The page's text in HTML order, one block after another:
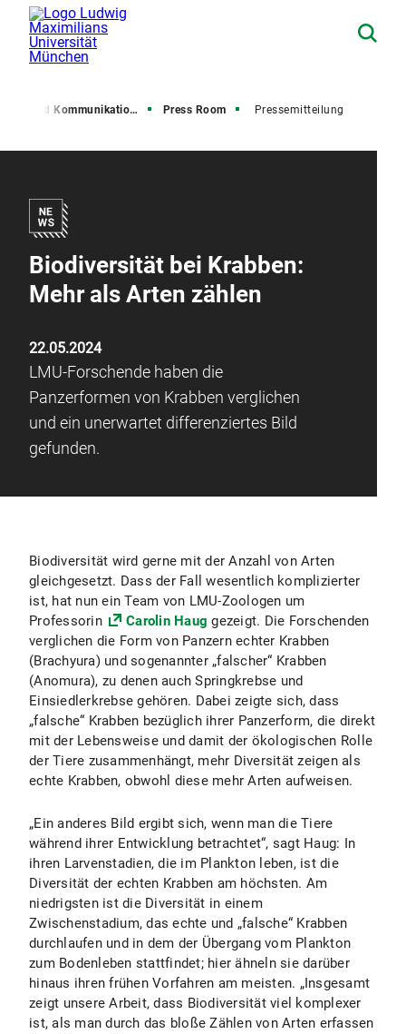
und Kommunikation (PuK) Press Room Pressemitteilung
Biodiversität bei Krabben:
Mehr als Arten zählen
22.05.2024
LMU-Forschende haben die
Panzerformen von Krabben verglichen
und ein unerwartet differenziertes Bild
gefunden.
Biodiversität wird gerne mit der Anzahl von Arten
gleichgesetzt. Dass der Fall wesentlich komplizierter
ist, hat nun ein Team von LMU-Zoologen um
Professorin
Carolin Haug gezeigt. Die Forschenden
verglichen die Form von Panzern echter Krabben
(Brachyura) und sogenannter „falscher“ Krabben
(Anomura), zu denen auch Springkrebse und
Einsiedlerkrebse gehören. Dabei zeigte sich, dass
„falsche“ Krabben bezüglich ihrer Panzerform, die direkt
mit der Lebensweise und damit der ökologischen Rolle
der Tiere zusammenhängt, mehr Diversität zeigen als
echte Krabben, obwohl diese mehr Arten aufweisen.
„Ein anderes Bild ergibt sich, wenn man die Tiere
während ihrer Entwicklung betrachtet“, sagt Haug: In
ihren Larvenstadien, die im Plankton leben, ist die
Diversität der echten Krabben am höchsten. Am
niedrigsten ist die Diversität in einem
Zwischenstadium, das echte und „falsche“ Krabben
durchlaufen und in dem der Übergang vom Plankton
zum Bodenleben stattfindet; hier ähneln sie darüber
hinaus ihren frühen Vorfahren am meisten. „Insgesamt
zeigt unsere Arbeit, dass Biodiversität viel komplexer
ist, als man durch das bloße Zählen von Arten erfassen